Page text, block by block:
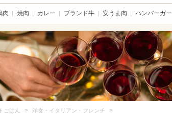
肉 焼肉 カレー ブランド牛 安うま肉 ハンバーガー
ごはん > 洋食・イタリアン・フレンチ >